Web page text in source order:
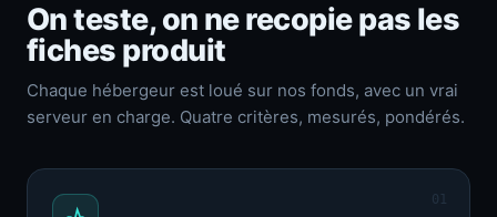
On teste, on ne recopie pas les
fiches produit
Chaque hébergeur est loué sur nos fonds, avec un vrai
serveur en charge. Quatre critères, mesurés, pondérés.
01